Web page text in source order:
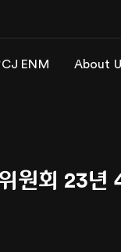
ENM About
원회 23년